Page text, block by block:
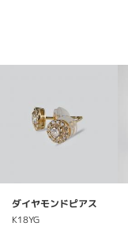
ダイヤモンドピアス
K18YG